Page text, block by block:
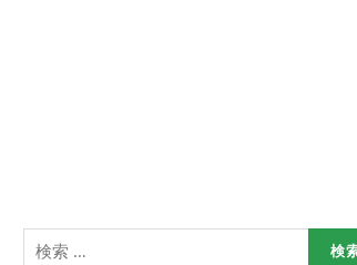
検
索: